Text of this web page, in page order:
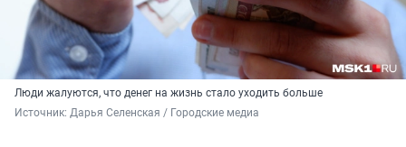
Люди жалуются, что денег на жизнь стало уходить больше
Источник: Дарья Селенская / Городские медиа